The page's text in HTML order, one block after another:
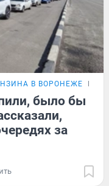
В ВОРОНЕЖЕ
было бы
за